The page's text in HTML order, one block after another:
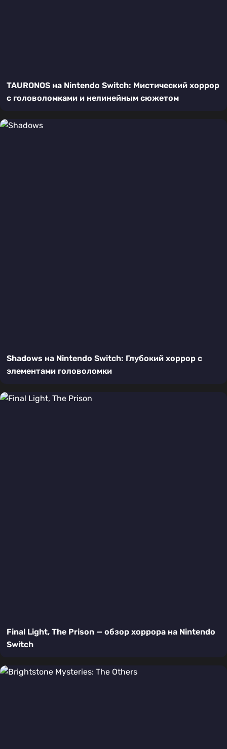
TAURONOS на Nintendo Switch: Мистический хоррор
с головоломками и нелинейным сюжетом
Shadows на Nintendo Switch: Глубокий хоррор с
элементами головоломки
Final Light, The Prison — обзор хоррора на Nintendo
Switch